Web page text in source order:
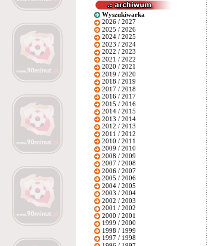
Wyszukiwarka
2026 / 2027
2025 / 2026
2024 / 2025
2023 / 2024
2022 / 2023
2021 / 2022
2020 / 2021
2019 / 2020
2018 / 2019
2017 / 2018
2016 / 2017
2015 / 2016
2014 / 2015
2013 / 2014
2012 / 2013
2011 / 2012
2010 / 2011
2009 / 2010
2008 / 2009
2007 / 2008
2006 / 2007
2005 / 2006
2004 / 2005
2003 / 2004
2002 / 2003
2001 / 2002
2000 / 2001
1999 / 2000
1998 / 1999
1997 / 1998